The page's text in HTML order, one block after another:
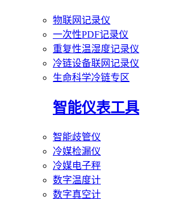
物联网记录仪
一次性PDF记录仪
重复性温湿度记录仪
冷链设备联网记录仪
生命科学冷链专区
智能仪表工具
智能歧管仪
冷媒检漏仪
冷媒电子秤
数字温度计
数字真空计